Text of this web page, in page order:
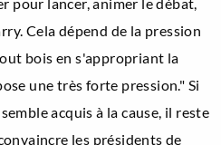
Cela dépend de la pression
bois en s'appropriant la
une très forte pression." Si
acquis à la cause, il reste
les présidents de